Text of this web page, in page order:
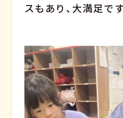
スもあり、大満足です